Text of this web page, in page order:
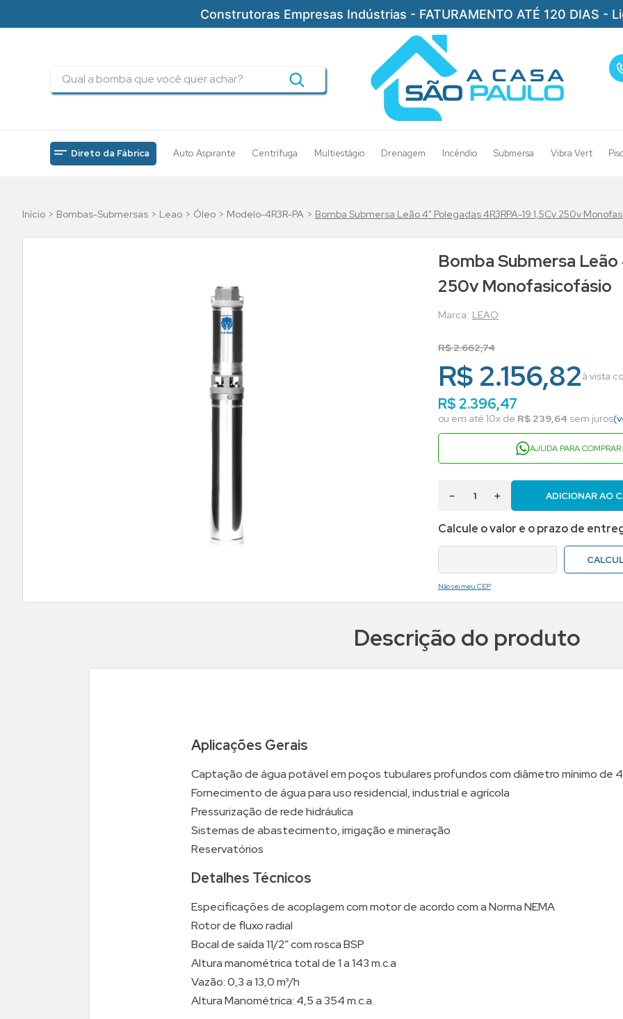
Construtoras Empresas Indústrias - FATURAMENTO ATÉ 120 DIAS -
Direto da Fábrica Auto Aspirante Centrífuga Multiestágio Drenagem Incêndio Submersa Vibra Vert
Bombas-Submersas Leao Óleo Modelo-4R3R-PA Bomba Submersa Leão 4" Polegadas 4R3RPA-19 1,5Cv 250v
Bomba Submersa
250v Monofasicofásio
LEAO
R$2.662,74
R$ 2.156,82à vista
R$2.396,47
ou em até 10x de R$ 239,64 sem juros
AJUDA PARA COMPRAR
＋
－ ADICIONAR AO
Não sei meu CEP
Descrição do produto
Aplicações Gerais
Captação de água potável em poços tubulares profundos com diâmetro mínimo de
Fornecimento de água para uso residencial, industrial e agrícola
Pressurização de rede hidráulica
Sistemas de abastecimento, irrigação e mineração
Reservatórios
Detalhes Técnicos
Especificações de acoplagem com motor de acordo com a Norma NEMA
Rotor de fluxo radial
Bocal de saída 11/2” com rosca BSP
Altura manométrica total de 1 a 143 m.c.a
Vazão: 0,3 a 13,0 m³/h
Altura Manométrica: 4,5 a 354 m.c.a.
drenagem